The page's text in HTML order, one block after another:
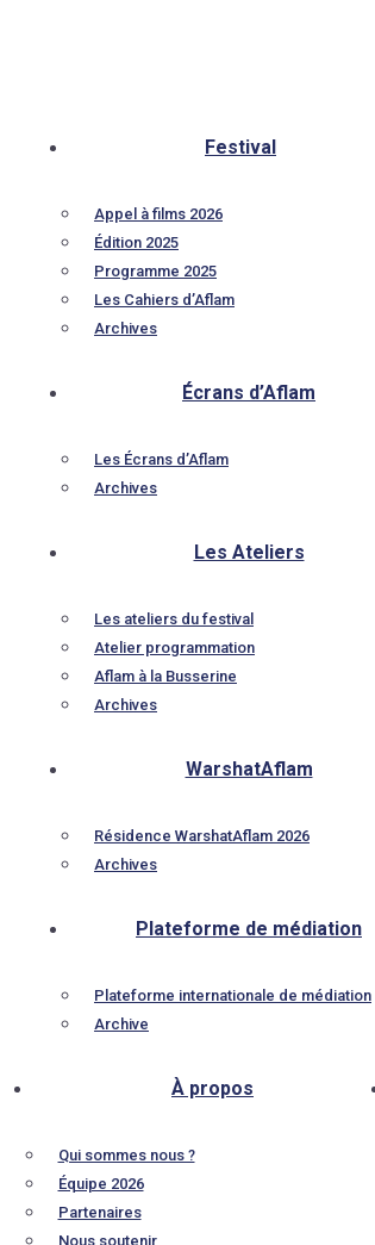
Festival
Appel à films 2026
Édition 2025
Programme 2025
Les Cahiers d’Aflam
Archives
Écrans d’Aflam
Les Écrans d’Aflam
Archives
Les Ateliers
Les ateliers du festival
Atelier programmation
Aflam à la Busserine
Archives
WarshatAflam
Résidence WarshatAflam 2026
Archives
Plateforme de médiation
Plateforme internationale de médiation
Archive
À propos
Qui sommes nous ?
Équipe 2026
Partenaires
Nous soutenir